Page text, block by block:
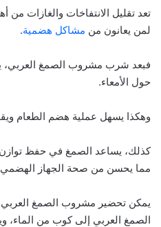
تعد تقليل الانتفاخات والغازات من
لمن يعانون من مشاكل هضمية.
فبعد شرب مشروب الصمغ العربي،
حول الأمعاء.
وهكذا يسهل عملية هضم الطعام
كذلك، يساعد الصمغ في حفظ توازن
مما يحسن من صحة الجهاز
يمكن تحضير مشروب الصمغ العربي
الصمغ العربي إلى كوب من الماء،